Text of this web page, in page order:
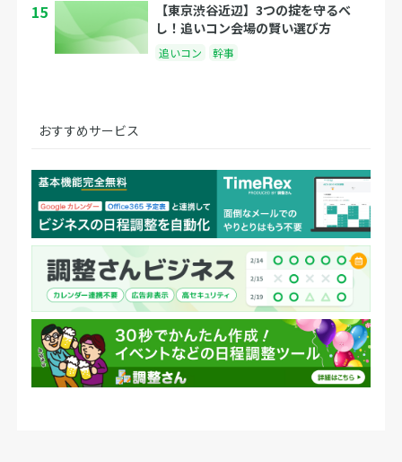
15
【東京渋谷近辺】3つの掟を守るべ
し！追いコン会場の賢い選び方
追いコン 幹事
おすすめサービス